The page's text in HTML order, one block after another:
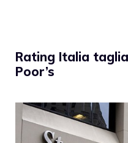
Rating Italia
Poor’s